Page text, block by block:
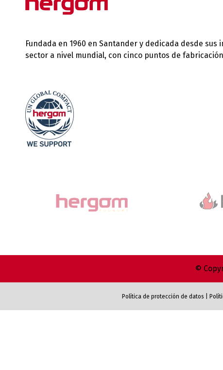
Fundada en 1960 en Santander y dedicada desde
sector a nivel mundial, con cinco puntos de
©
Política de protección de datos